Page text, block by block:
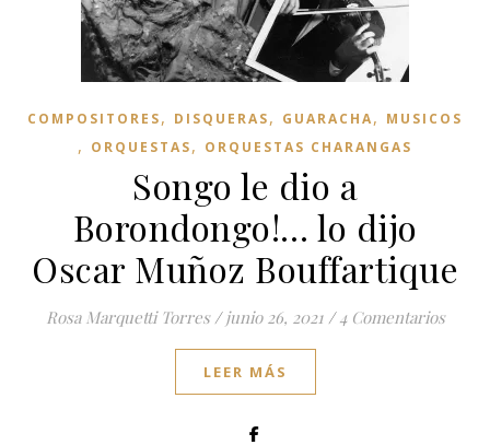
COMPOSITORES, DISQUERAS, GUARACHA, MUSICOS
, ORQUESTAS, ORQUESTAS CHARANGAS
Songo le dio a
Borondongo!… lo dijo
Oscar Muñoz Bouffartique
Rosa Marquetti Torres / junio 26, 2021 / 4 Comentarios
LEER MÁS